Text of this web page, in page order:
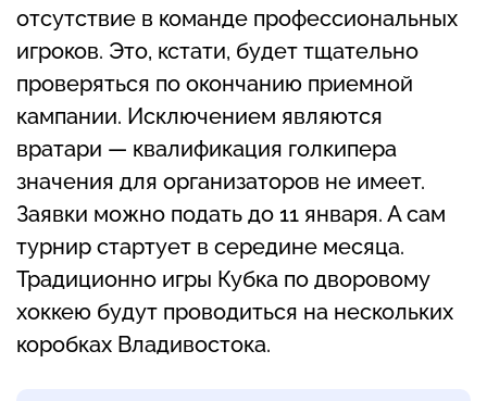
отсутствие в команде профессиональных
игроков. Это, кстати, будет тщательно
проверяться по окончанию приемной
кампании. Исключением являются
вратари — квалификация голкипера
значения для организаторов не имеет.
Заявки можно подать до 11 января. А сам
турнир стартует в середине месяца.
Традиционно игры Кубка по дворовому
хоккею будут проводиться на нескольких
коробках Владивостока.